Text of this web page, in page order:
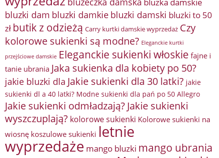
bluzki dam bluzki damkie bluzki damski bluzki to 50
zł butik z odzieżą Carry kurtki damskie wyprzedaż Czy
kolorowe sukienki są modne? Eleganckie kurtki
przejściowe damskie Eleganckie sukienki włoskie fajne i
tanie ubrania Jaka sukienka dla kobiety po 50?
jakie bluzki dla Jakie sukienki dla 30 latki? jakie
sukienki dl a 40 latki? Modne sukienki dla pań po 50 Allegro
Jakie sukienki odmładzają? Jakie sukienki
wyszczuplają? kolorowe sukienki Kolorowe sukienki na
wiosnę koszulowe sukienki letnie
wyprzedaże mango bluzki mango ubrania